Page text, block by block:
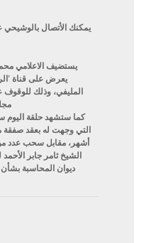
يمكنك الأتصال بالوشيحي
يستضيف الاعلامي
المليفي، وذلك
كما ستشهد حلقة اليوم
أشهر، مقابل سحب عدد
الشيخ ثامر جابر
ديوان المحاسبة